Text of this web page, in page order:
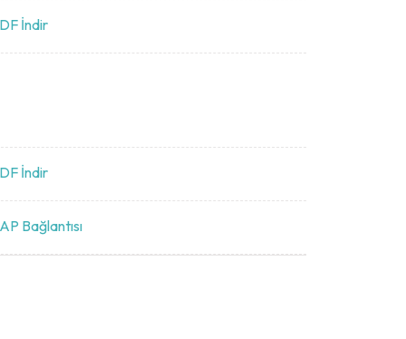
İndir
İndir
Bağlantısı